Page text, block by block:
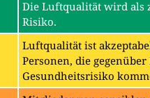
Die Luftqualität wird als
Risiko.
Luftqualität ist
Personen, die
Gesundheitsrisiko